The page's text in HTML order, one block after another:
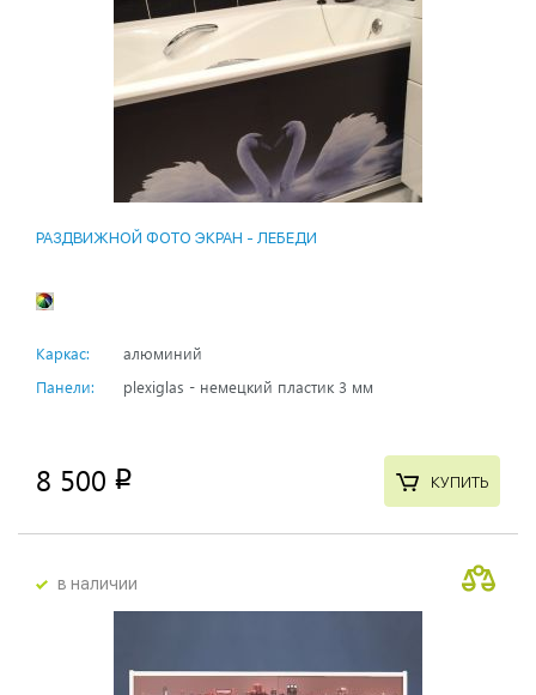
РАЗДВИЖНОЙ ФОТО ЭКРАН - ЛЕБЕДИ
Каркас:
алюминий
Панели:
plexiglas - немецкий пластик 3 мм
8 500 p КУПИТЬ
в наличии